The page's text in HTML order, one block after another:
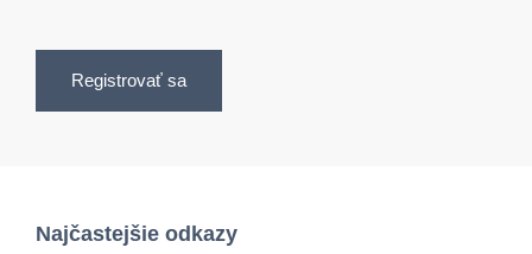
Registrovať sa
Najčastejšie odkazy